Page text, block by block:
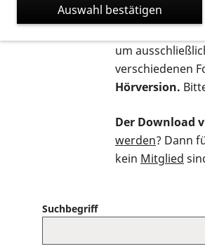
Auf dieser
um
verschiedenen
Hörversion.
Der Download
werden? Dann
kein Mitglied
Suchbegriff
Auswahl bestätigen